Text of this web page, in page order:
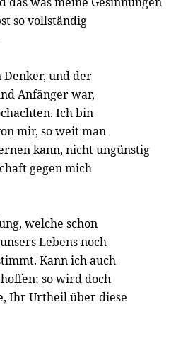
so vollständig
und der
Anfänger war,
Ich bin
mir, so weit man
kann, nicht ungünstig
gegen mich
welche schon
Lebens noch
Kann ich auch
so wird doch
Ihr Urtheil über diese